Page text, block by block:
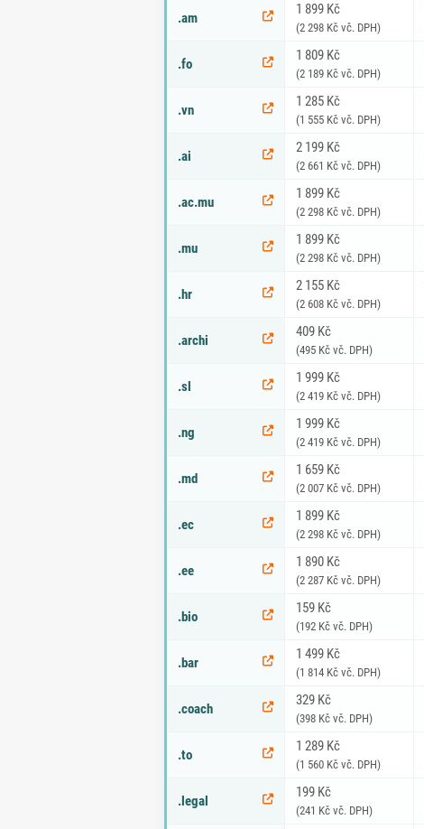
.am
1 899 Kč
(2 298 Kč vč. DPH)
.fo
1 809 Kč
(2 189 Kč vč. DPH)
.vn
1 285 Kč
(1 555 Kč vč. DPH)
.ai
2 199 Kč
(2 661 Kč vč. DPH)
.ac.mu
1 899 Kč
(2 298 Kč vč. DPH)
.mu
1 899 Kč
(2 298 Kč vč. DPH)
.hr
2 155 Kč
(2 608 Kč vč. DPH)
.archi
409 Kč
(495 Kč vč. DPH)
.sl
1 999 Kč
(2 419 Kč vč. DPH)
.ng
1 999 Kč
(2 419 Kč vč. DPH)
.md
1 659 Kč
(2 007 Kč vč. DPH)
.ec
1 899 Kč
(2 298 Kč vč. DPH)
.ee
1 890 Kč
(2 287 Kč vč. DPH)
.bio
159 Kč
(192 Kč vč. DPH)
.bar
1 499 Kč
(1 814 Kč vč. DPH)
.coach
329 Kč
(398 Kč vč. DPH)
.to
1 289 Kč
(1 560 Kč vč. DPH)
.legal
199 Kč
(241 Kč vč. DPH)